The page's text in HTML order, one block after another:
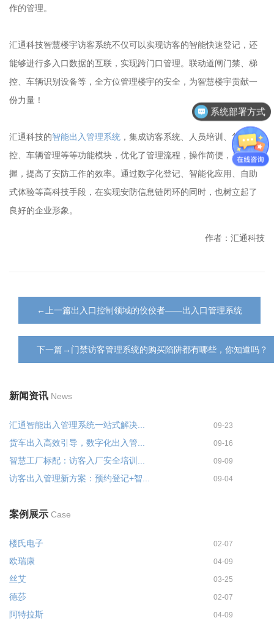
作的管理。
汇通科技智慧楼宇访客系统不仅可以实现访客的智能快速登记，还
能够进行多入口数据的互联，实现跨门口管理。联动道闸门禁、梯
控、车辆识别设备等，全方位管理楼宇的安全，为智慧楼宇贡献一
份力量！
汇通科技的智能出入管理系统 ，集成访客系统、人员培训、货车管
控、车辆管理等等功能模块，优化了管理流程，操作简便，易于掌
握，提高了安防工作的效率。通过数字化登记、智能化应用、自助
式体验等高科技手段，在实现安防信息链闭环的同时，也树立起了
良好的企业形象。
作者：汇通科技
←上一篇出入口控制领域的佼佼者——出入口管理系统
下一篇→门禁访客管理系统的购买陷阱都有哪些，你知道吗？
新闻资讯 News
汇通智能出入管理系统一站式解决... 09-23
货车出入高效引导，数字化出入管... 09-16
智慧工厂标配：访客入厂安全培训... 09-09
访客出入管理新方案：预约登记+智... 09-04
案例展示 Case
楼氏电子 02-07
欧瑞康 04-09
丝艾 03-25
德莎 02-07
阿特拉斯 04-09
系统部署方式